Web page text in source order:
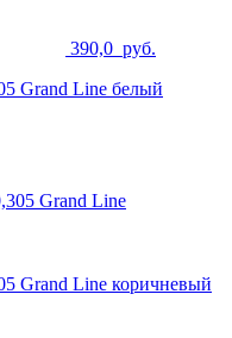
390,0 руб.
Grand Line белый
Grand Line коричневый